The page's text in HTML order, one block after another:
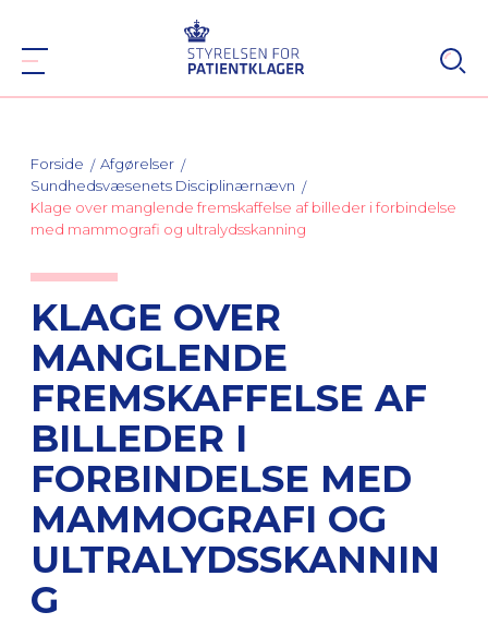
Forside
Afgørelser
Sundhedsvæsenets Disciplinærnævn
Klage over manglende fremskaffelse af billeder i forbindelse
med mammografi og ultralydsskanning
KLAGE OVER
MANGLENDE
FREMSKAFFELSE AF
BILLEDER I
FORBINDELSE MED
MAMMOGRAFI OG
ULTRALYDSSKANNIN
G